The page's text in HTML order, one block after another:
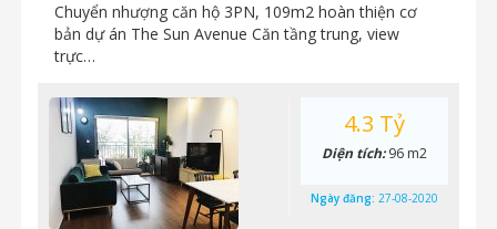
Chuyển nhượng căn hộ 3PN, 109m2 hoàn thiện cơ
bản dự án The Sun Avenue Căn tầng trung, view
trực…
4.3 Tỷ
Diện tích:96 m2
Ngày đăng: 27-08-2020